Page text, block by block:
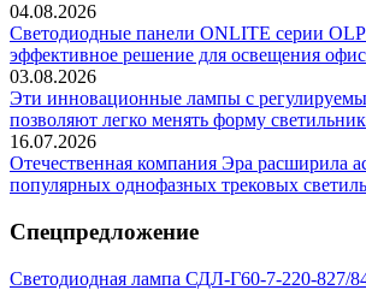
04.08.2026
Светодиодные панели ONLITE серии
эффективное решение для освещения
03.08.2026
Эти инновационные лампы с
позволяют легко менять форму
16.07.2026
Отечественная компания Эра расширила
популярных однофазных трековых
Спецпредложение
Светодиодная лампа СДЛ-Г60-7-220-827/